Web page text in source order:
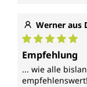
Werner aus
Empfehlung
... wie alle
empfehlenswert!